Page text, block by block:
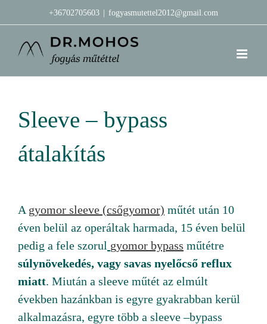
+36702705603 fogyasmutettel2012@gmail.com
Sleeve – bypass
átalakítás
A gyomor sleeve (csőgyomor) műtét után 10
éven belül az operáltak harmada, 15 éven belül
pedig a fele szorul gyomor bypass műtétre
súlynövekedés, vagy savas nyelőcső reflux
miatt. Miután a sleeve műtét az elmúlt
években hazánkban is egyre gyakrabban kerül
alkalmazásra, egyre több a sleeve –bypass